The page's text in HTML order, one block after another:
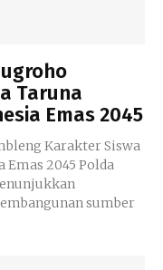
Taruna
Emas 2045
Karakter Siswa
2045 Polda
sumber